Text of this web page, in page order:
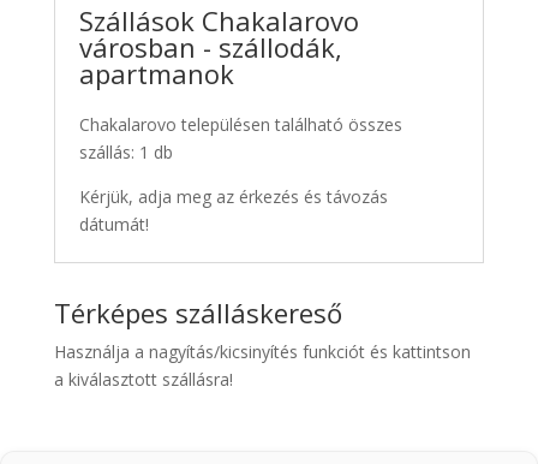
Szállások Chakalarovo
városban - szállodák,
apartmanok
Chakalarovo településen található összes
szállás: 1 db
Kérjük, adja meg az érkezés és távozás
dátumát!
Térképes szálláskereső
Használja a nagyítás/kicsinyítés funkciót és kattintson
a kiválasztott szállásra!